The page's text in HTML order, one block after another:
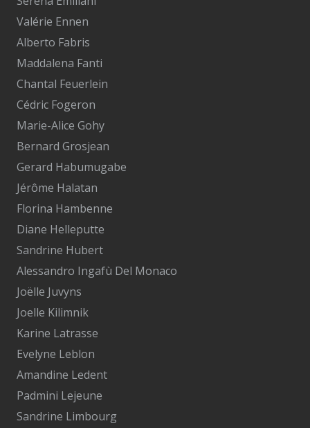
Valérie Ennen
Alberto Fabris
Maddalena Fanti
Chantal Feuerlein
Cédric Fogeron
Marie-Alice Gohy
Bernard Grosjean
Gerard Habumugabe
Jérôme Halatan
Florina Hambenne
Diane Helleputte
Sandrine Hubert
Alessandro Ingafù Del Monaco
Joëlle Juvyns
Joelle Kilimnik
Karine Latrasse
Evelyne Leblon
Amandine Ledent
Padmini Lejeune
Sandrine Limbourg